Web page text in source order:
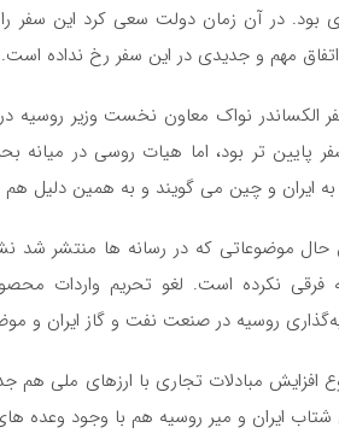
بود. در آن زمان دولت سعی کرد این سفر
مهم و جدیدی در این سفر رخ نداده است.
الکساندر نواک معاون نخست وزیر روسیه
پایین تر بود، اما هیات روسی در میانه
به ایران و چین می گویند و به همین دلیل
حال موضوعاتی که در رسانه ها منتشر شد
فرقی نکرده است. لغو تحریم واردات
روسیه در صنعت نفت و گاز ایران و
افزایش مبادلات تجاری با ارزهای ملی
شتاب ایران و میر روسیه هم با وجود وعده